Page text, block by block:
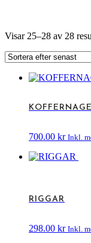
Visar 25–28 av 28
700.00 kr Inkl.
RIGGAR
298.00 kr Inkl.